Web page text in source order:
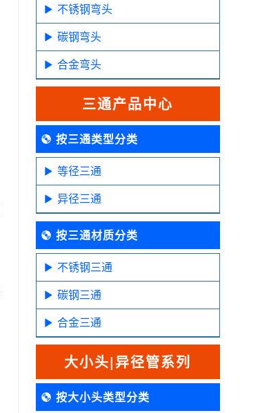
不锈钢弯头
碳钢弯头
合金弯头
三通产品中心
按三通类型分类
等径三通
异径三通
按三通材质分类
不锈钢三通
碳钢三通
合金三通
大小头|异径管系列
按大小头类型分类